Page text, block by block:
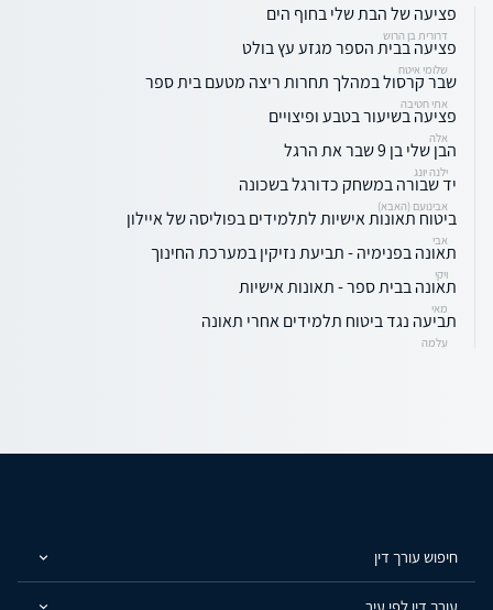
פציעה של הבת שלי בחוף הים
דרורית בן הרוש
פציעה בבית הספר מגזע עץ בולט
שלומי איטח
שבר קרסול במהלך תחרות ריצה מטעם בית ספר
אתי חטיבה
פציעה בשיעור בטבע ופיצויים
אלה
הבן שלי בן 9 שבר את הרגל
ילנה יונג
יד שבורה במשחק כדורגל בשכונה
אבינועם (האבא)
ביטוח תאונות אישיות לתלמידים בפוליסה של איילון
אבי
תאונה בפנימיה - תביעת נזיקין במערכת החינוך
ויקי
תאונה בבית ספר - תאונות אישיות
מאי
תביעה נגד ביטוח תלמידים אחרי תאונה
עלמה
חיפוש עורך דין